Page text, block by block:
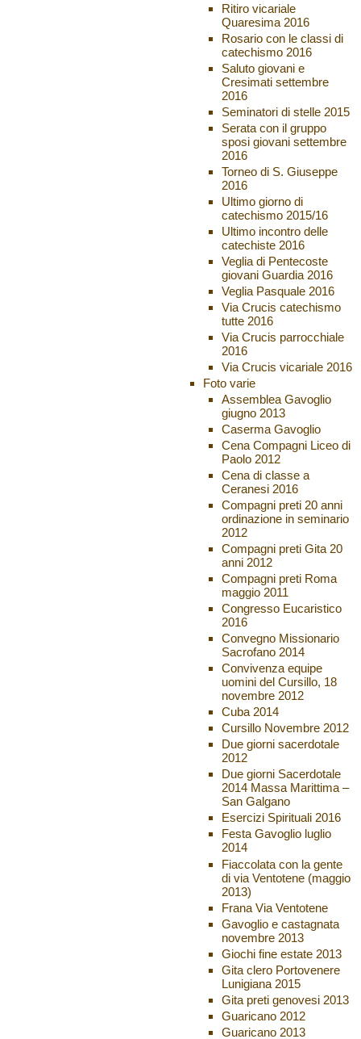
Ritiro vicariale
Quaresima 2016
Rosario con le classi di
catechismo 2016
Saluto giovani e
Cresimati settembre
2016
Seminatori di stelle 2015
Serata con il gruppo
sposi giovani settembre
2016
Torneo di S. Giuseppe
2016
Ultimo giorno di
catechismo 2015/16
Ultimo incontro delle
catechiste 2016
Veglia di Pentecoste
giovani Guardia 2016
Veglia Pasquale 2016
Via Crucis catechismo
tutte 2016
Via Crucis parrocchiale
2016
Via Crucis vicariale 2016
Foto varie
Assemblea Gavoglio
giugno 2013
Caserma Gavoglio
Cena Compagni Liceo di
Paolo 2012
Cena di classe a
Ceranesi 2016
Compagni preti 20 anni
ordinazione in seminario
2012
Compagni preti Gita 20
anni 2012
Compagni preti Roma
maggio 2011
Congresso Eucaristico
2016
Convegno Missionario
Sacrofano 2014
Convivenza equipe
uomini del Cursillo, 18
novembre 2012
Cuba 2014
Cursillo Novembre 2012
Due giorni sacerdotale
2012
Due giorni Sacerdotale
2014 Massa Marittima –
San Galgano
Esercizi Spirituali 2016
Festa Gavoglio luglio
2014
Fiaccolata con la gente
di via Ventotene (maggio
2013)
Frana Via Ventotene
Gavoglio e castagnata
novembre 2013
Giochi fine estate 2013
Gita clero Portovenere
Lunigiana 2015
Gita preti genovesi 2013
Guaricano 2012
Guaricano 2013